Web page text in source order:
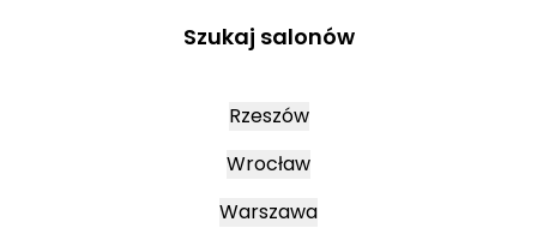
Szukaj salonów
Rzeszów
Wrocław
Warszawa